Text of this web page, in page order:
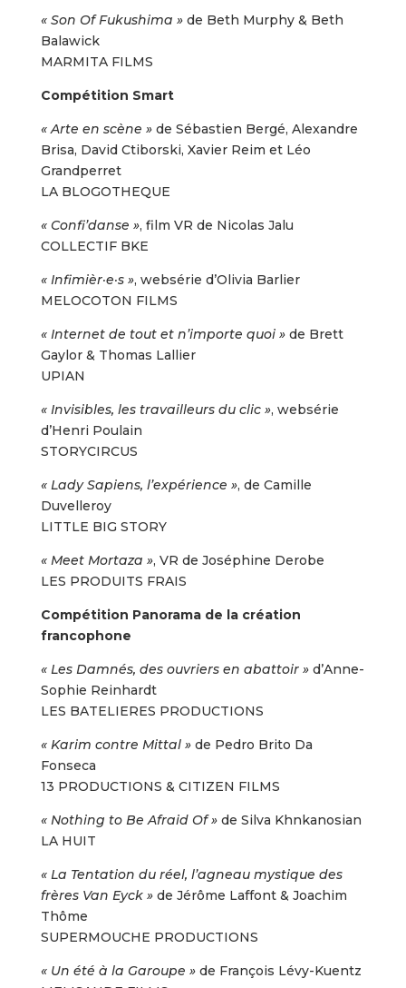
« Son Of Fukushima »de Beth Murphy & Beth
Balawick
MARMITA FILMS
Compétition Smart
« Arte en scène »de Sébastien Bergé, Alexandre
Brisa, David Ctiborski, Xavier Reim et Léo
Grandperret
LA BLOGOTHEQUE
« Confi’danse », film VR de Nicolas Jalu
COLLECTIF BKE
« Infimièr·e·s », websérie d’Olivia Barlier
MELOCOTON FILMS
« Internet de tout et n’importe quoi »de Brett
Gaylor & Thomas Lallier
UPIAN
« Invisibles, les travailleurs du clic », websérie
d’Henri Poulain
STORYCIRCUS
« Lady Sapiens, l’expérience », de Camille
Duvelleroy
LITTLE BIG STORY
« Meet Mortaza », VR de Joséphine Derobe
LES PRODUITS FRAIS
Compétition Panorama de la création
francophone
« Les Damnés, des ouvriers en abattoir »d’Anne-
Sophie Reinhardt
LES BATELIERES PRODUCTIONS
« Karim contre Mittal »de Pedro Brito Da
Fonseca
13 PRODUCTIONS & CITIZEN FILMS
« Nothing to Be Afraid Of »de Silva Khnkanosian
LA HUIT
« La Tentation du réel, l’agneau mystique des
frères Van Eyck »de Jérôme Laffont & Joachim
Thôme
SUPERMOUCHE PRODUCTIONS
« Un été à la Garoupe »de François Lévy-Kuentz